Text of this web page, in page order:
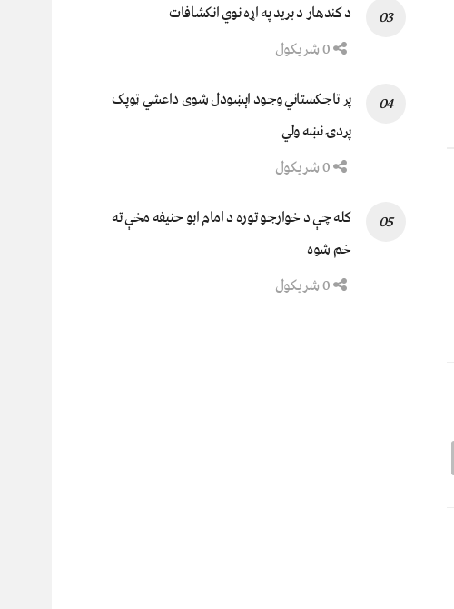
د کندهار د برید په اړه نوي انکشافات
پر تاجکستاني وجود اېښودل شوی داعشي ټوپک
پردۍ نښه ولي
کله چې د خوارجو توره د امام ابو حنیفه مخې ته
خم شوه